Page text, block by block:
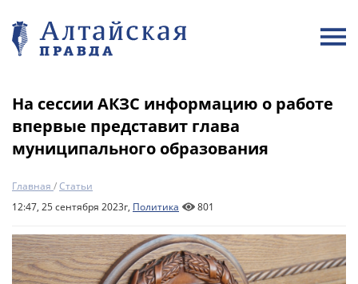
На сессии АКЗС информацию о работе
впервые представит глава
муниципального образования
Главная /Статьи
12:47, 25 сентября 2023г, Политика 801